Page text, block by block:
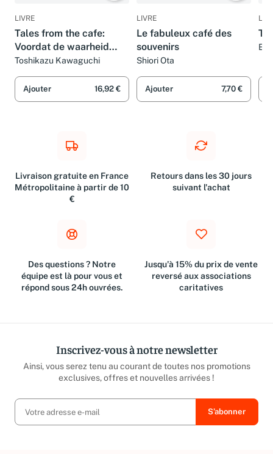
LIVRE
Tales from the cafe:
Voordat de waarheid
uitkomt
Toshikazu Kawaguchi
Ajouter 16,92 €
LIVRE
Le fabuleux café des
souvenirs
Shiori Ota
Ajouter 7,70 €
Livraison gratuite en France
Métropolitaine à partir de 10
€
Retours dans les 30 jours
suivant l'achat
Des questions ? Notre
équipe est là pour vous et
répond sous 24h ouvrées.
Jusqu'à 15% du prix de vente
reversé aux associations
caritatives
Inscrivez-vous à notre newsletter
Ainsi, vous serez tenu au courant de toutes nos promotions
exclusives, offres et nouvelles arrivées !